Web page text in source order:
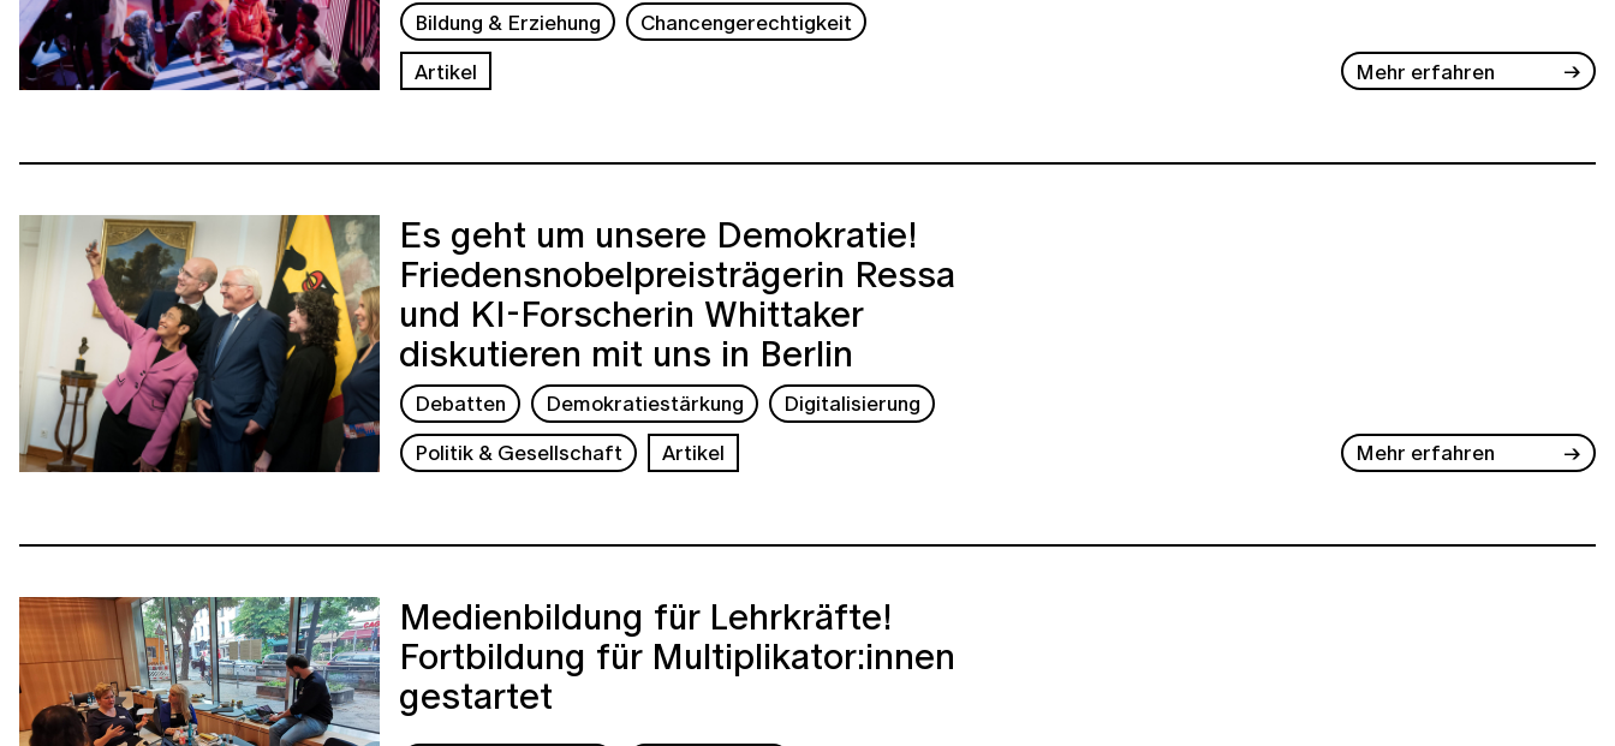
Bildung & Erziehung
Chancengerechtigkeit
Artikel
Mehr erfahren
Es geht um unsere Demokratie!
Friedensnobelpreisträgerin Ressa
und KI-Forscherin Whittaker
diskutieren mit uns in Berlin
Debatten Demokratiestärkung
Digitalisierung
Politik & Gesellschaft
Artikel Mehr erfahren
Medienbildung für Lehrkräfte!
Fortbildung für Multiplikator:innen
gestartet